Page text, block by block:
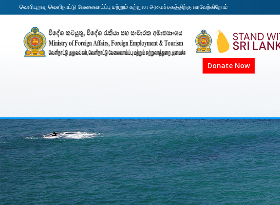
வெளியுறவு, வெளிநாட்டு வேலைவாய்ப்பு மற்றும் சுற்றுலா அமைச்சகத்திற்கு வரவேற்கிறோம்
Donate Now